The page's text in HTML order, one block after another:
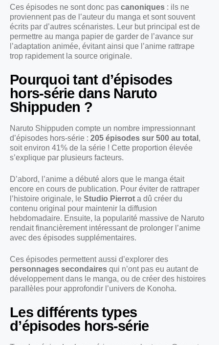
Ces épisodes ne sont donc pas canoniques : ils ne
proviennent pas de l’auteur du manga et sont souvent
écrits par d’autres scénaristes. Leur but principal est de
permettre au manga papier de garder de l’avance sur
l’adaptation animée, évitant ainsi que l’anime rattrape
trop rapidement la source originale.
Pourquoi tant d’épisodes
hors-série dans Naruto
Shippuden ?
Naruto Shippuden compte un nombre impressionnant
d’épisodes hors-série : 205 épisodes sur 500 au total ,
soit environ 41% de la série ! Cette proportion élevée
s’explique par plusieurs facteurs.
D’abord, l’anime a débuté alors que le manga était
encore en cours de publication. Pour éviter de rattraper
l’histoire originale, le Studio Pierrot a dû créer du
contenu original pour maintenir la diffusion
hebdomadaire. Ensuite, la popularité massive de Naruto
rendait financièrement intéressant de prolonger l’anime
avec des épisodes supplémentaires.
Ces épisodes permettent aussi d’explorer des
personnages secondaires qui n’ont pas eu autant de
développement dans le manga, ou de créer des histoires
parallèles pour approfondir l’univers de Konoha.
Les différents types
d’épisodes hors-série